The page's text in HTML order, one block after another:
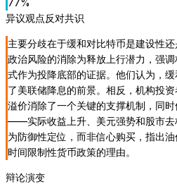
异议观点反对共识
主要分歧在于缓和对比特币是建设性
政治风险的消除为释放上行潜力，强
式作为投降底部的证据。他们认为
了美联储降息的前景。相反，机构投
溢价消除了一个关键的支撑机制，同
——实际收益上升、美元强势和股市去
为防御性定位，而非信心购买，指出
时间限制性货币政策的理由。
辩论演变